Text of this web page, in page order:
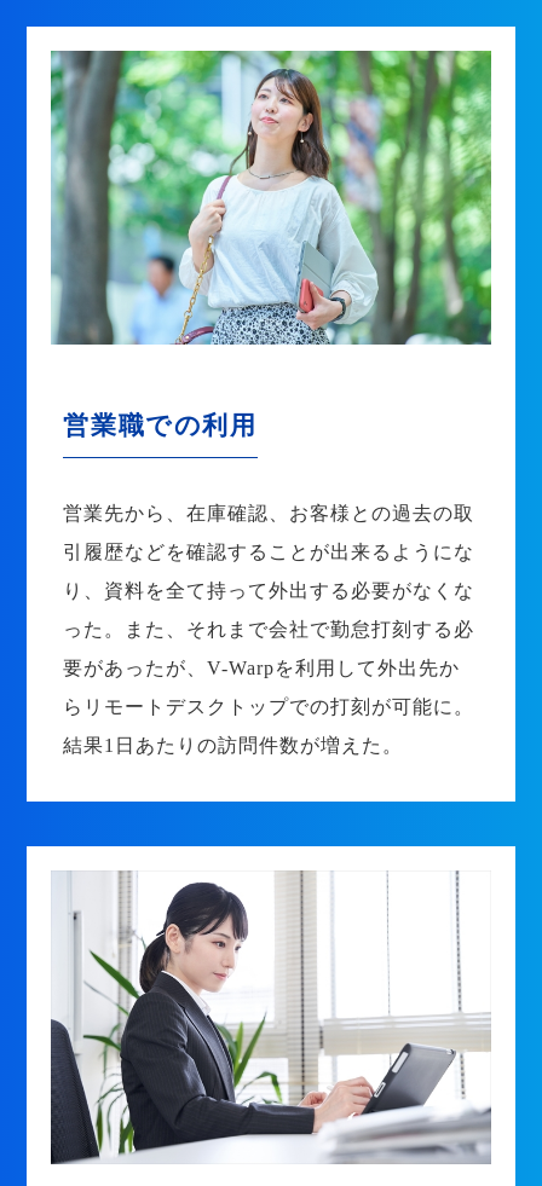
営業職での利用
営業先から、在庫確認、お客様との過去の取
引履歴などを確認することが出来るようにな
り、資料を全て持って外出する必要がなくな
った。また、それまで会社で勤怠打刻する必
要があったが、V-Warpを利用して外出先か
らリモートデスクトップでの打刻が可能に。
結果1日あたりの訪問件数が増えた。